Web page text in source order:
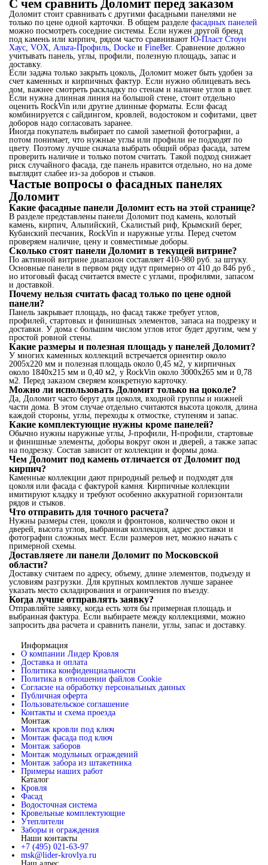
С чем сравнить Доломит перед заказом
Доломит стоит сравнивать с другими фасадными панелями не
только по цене одной карточки. В общем разделе фасадных панелей
можно посмотреть соседние системы. Если нужен другой бренд
под камень или кирпич, рядом часто сравнивают Ю-Пласт Стоун
Хаус, VOX, Альта-Профиль, Docke и FineBer. Сравнение должно
учитывать панель, углы, профили, полезную площадь, запас и
доставку.
Если задача только закрыть цоколь, Доломит может быть удобен за
счет каменных и кирпичных фактур. Если нужно облицевать весь
дом, важнее смотреть раскладку по стенам и наличие углов в цвет.
Если нужна длинная линия на большой стене, стоит отдельно
оценить RockVin или другие длинные форматы. Если фасад
комбинируется с сайдингом, кровлей, водостоком и софитами, цвет
доборов надо согласовать заранее.
Иногда покупатель выбирает по самой заметной фотографии, а
потом понимает, что нужные углы или профили не подходят по
цвету. Поэтому лучше сначала выбрать общий образ фасада, затем
проверить наличие и только потом считать. Такой подход снижает
риск случайного фасада, где панель нравится отдельно, но на доме
выглядит слабее из-за доборов и стыков.
Частые вопросы о фасадных панелях
Доломит
Какие фасадные панели Доломит есть на этой странице?
В разделе представлены панели Доломит под камень, колотый
камень, кирпич, Альпийский, Скалистый риф, Крымский берег,
Кубанский песчаник, RockVin и наружные углы. Перед счетом
проверяем наличие, цену и совместимые доборы.
Сколько стоят панели Доломит в текущей витрине?
По активной витрине диапазон составляет 410-980 руб. за штуку.
Основные панели в первом ряду идут примерно от 410 до 846 руб.,
но итоговый фасад считается вместе с углами, профилями, запасом
и доставкой.
Почему нельзя считать фасад только по цене одной
панели?
Панель закрывает площадь, но фасад также требует углов,
профилей, стартовых и финишных элементов, запаса на подрезку и
доставки. У дома с большим числом углов итог будет другим, чем у
простой ровной стены.
Какие размеры и полезная площадь у панелей Доломит?
У многих каменных коллекций встречается ориентир около
2005x220 мм и полезная площадь около 0,45 м2, у кирпичных
около 1840x215 мм и 0,40 м2, у RockVin около 3000x265 мм и 0,78
м2. Перед заказом сверяем конкретную карточку.
Можно ли использовать Доломит только на цоколе?
Да, Доломит часто берут для цоколя, входной группы и нижней
части дома. В этом случае отдельно считаются высота цоколя, длина
каждой стороны, углы, переходы к отмостке, ступеням и запас.
Какие комплектующие нужны кроме панелей?
Обычно нужны наружные углы, J-профили, H-профили, стартовые
и финишные элементы, доборы вокруг окон и дверей, а также запас
на подрезку. Состав зависит от коллекции и формы дома.
Чем Доломит под камень отличается от Доломит под
кирпич?
Каменные коллекции дают природный рельеф и подходят для
цоколя или фасада с фактурой камня. Кирпичные коллекции
имитируют кладку и требуют особенно аккуратной горизонтали
рядов и стыков.
Что отправить для точного расчета?
Нужны размеры стен, цоколя и фронтонов, количество окон и
дверей, высота углов, выбранная коллекция, адрес доставки и
фотографии сложных мест. Если размеров нет, можно начать с
примерной схемы.
Доставляете ли панели Доломит по Московской
области?
Доставку считаем по адресу, объему, длине элементов, подъезду и
условиям разгрузки. Для крупных комплектов лучше заранее
указать место складирования и ограничения по въезду.
Когда лучше отправлять заявку?
Отправляйте заявку, когда есть хотя бы примерная площадь и
выбранная фактура. Если выбираете между коллекциями, можно
запросить два расчета и сравнить панели, углы, запас и доставку.
Информация
О компании Лидер Кровля
Доставка и оплата
Политика конфиденциальности
Политика в отношении файлов Cookie
Согласие на обработку персональных данных
Публичная оферта
Пользовательское соглашение
Контакты и схема проезда
Монтаж
Монтаж кровли под ключ
Монтаж фасада под ключ
Монтаж заборов
Монтаж модульных ограждений
Монтаж забора из штакетника
Примеры наших работ
Каталог
Кровля
Фасад
Водосточная система
Кровельные комплектующие
Утеплители
Заборы и ограждения
Наши контакты
+7 (495) 021-63-97
msk@lider-krovlya.ru